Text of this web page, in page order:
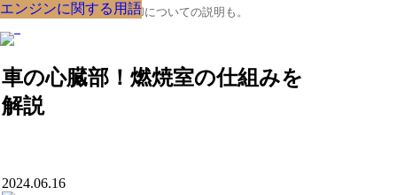
クルマの大辞典、購入･売却についての説明も。
車の心臓部！燃焼室の仕組みを
解説
エンジンに関する用語
2024.06.16
エンジンに関する用語
エンジンに関する用語
エンジンに関する用語
エンジンに関する用語
エンジンに関する用語
エンジンに関する用語
エンジンに関する用語
エンジンに関する用語